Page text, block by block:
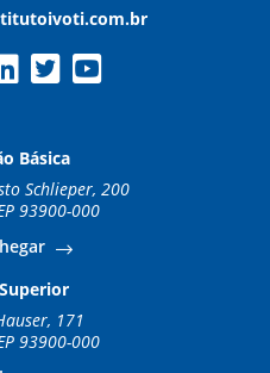
Básica
Schlieper, 200
93900-000
171
93900-000